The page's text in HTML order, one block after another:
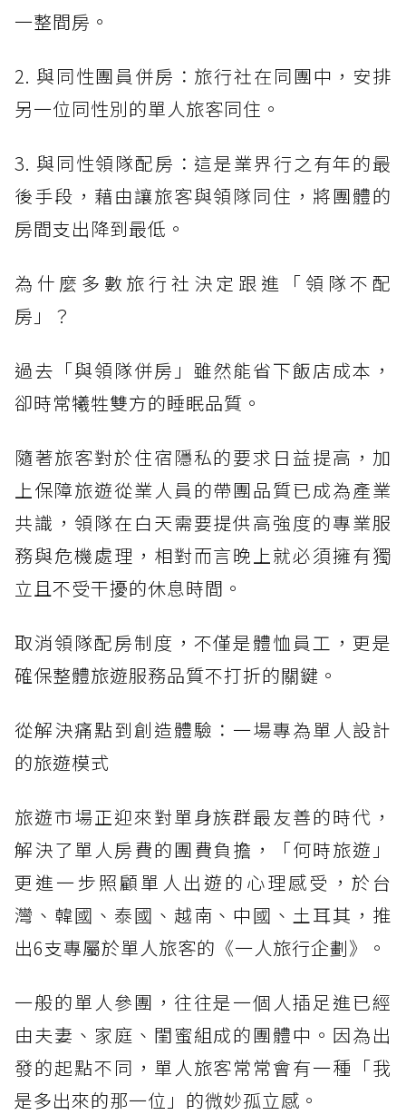
一整間房。
2. 與同性團員併房：旅行社在同團中，安排
另一位同性別的單人旅客同住。
3. 與同性領隊配房：這是業界行之有年的最
後手段，藉由讓旅客與領隊同住，將團體的
房間支出降到最低。
為什麼多數旅行社決定跟進「領隊不配
房」？
過去「與領隊併房」雖然能省下飯店成本，
卻時常犧牲雙方的睡眠品質。
隨著旅客對於住宿隱私的要求日益提高，加
上保障旅遊從業人員的帶團品質已成為產業
共識，領隊在白天需要提供高強度的專業服
務與危機處理，相對而言晚上就必須擁有獨
立且不受干擾的休息時間。
取消領隊配房制度，不僅是體恤員工，更是
確保整體旅遊服務品質不打折的關鍵。
從解決痛點到創造體驗：一場專為單人設計
的旅遊模式
旅遊市場正迎來對單身族群最友善的時代，
解決了單人房費的團費負擔，「何時旅遊」
更進一步照顧單人出遊的心理感受，於台
灣、韓國、泰國、越南、中國、土耳其，推
出6支專屬於單人旅客的《一人旅行企劃》。
一般的單人參團，往往是一個人插足進已經
由夫妻、家庭、閨蜜組成的團體中。因為出
發的起點不同，單人旅客常常會有一種「我
是多出來的那一位」的微妙孤立感。